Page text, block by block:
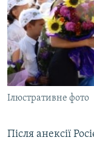
ДЕПОРТАЦІЯ
ВІДЕОУРОКИ
СВІДЧЕННЯ ОКУПАЦІЇ
УКРАЇНСЬКА
ІНФОГРАФІКА
ЯК ОБІЙТИ
Русский
Qırımtatar
ДОЛУЧАЙСЯ!
Ілюстративне фото
Після анексії